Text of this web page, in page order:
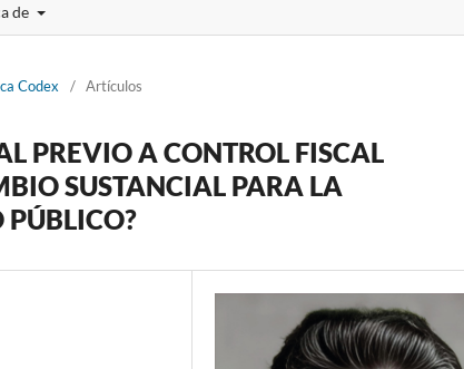
de
Codex / Artículos
PREVIO A CONTROL FISCAL
SUSTANCIAL PARA LA
PÚBLICO?